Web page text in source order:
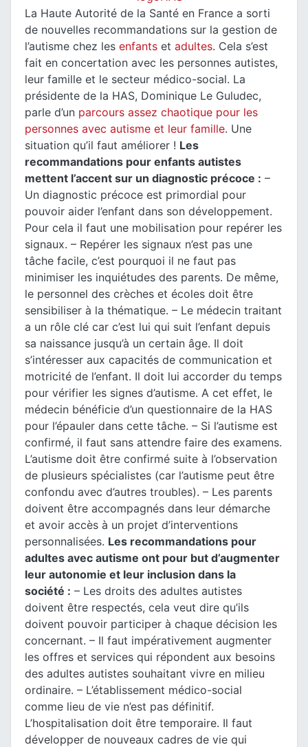
La Haute Autorité de la Santé en France a sorti
de nouvelles recommandations sur la gestion de
l’autisme chez les enfants et adultes. Cela s’est
fait en concertation avec les personnes autistes,
leur famille et le secteur médico-social. La
présidente de la HAS, Dominique Le Guludec,
parle d’un parcours assez chaotique pour les
personnes avec autisme et leur famille. Une
situation qu’il faut améliorer ! Les
recommandations pour enfants autistes
mettent l’accent sur un diagnostic précoce : –
Un diagnostic précoce est primordial pour
pouvoir aider l’enfant dans son développement.
Pour cela il faut une mobilisation pour repérer les
signaux. – Repérer les signaux n’est pas une
tâche facile, c’est pourquoi il ne faut pas
minimiser les inquiétudes des parents. De même,
le personnel des crèches et écoles doit être
sensibiliser à la thématique. – Le médecin traitant
a un rôle clé car c’est lui qui suit l’enfant depuis
sa naissance jusqu’à un certain âge. Il doit
s’intéresser aux capacités de communication et
motricité de l’enfant. Il doit lui accorder du temps
pour vérifier les signes d’autisme. A cet effet, le
médecin bénéficie d’un questionnaire de la HAS
pour l’épauler dans cette tâche. – Si l’autisme est
confirmé, il faut sans attendre faire des examens.
L’autisme doit être confirmé suite à l’observation
de plusieurs spécialistes (car l’autisme peut être
confondu avec d’autres troubles). – Les parents
doivent être accompagnés dans leur démarche
et avoir accès à un projet d’interventions
personnalisées. Les recommandations pour
adultes avec autisme ont pour but d’augmenter
leur autonomie et leur inclusion dans la
société : – Les droits des adultes autistes
doivent être respectés, cela veut dire qu’ils
doivent pouvoir participer à chaque décision les
concernant. – Il faut impérativement augmenter
les offres et services qui répondent aux besoins
des adultes autistes souhaitant vivre en milieu
ordinaire. – L’établissement médico-social
comme lieu de vie n’est pas définitif.
L’hospitalisation doit être temporaire. Il faut
développer de nouveaux cadres de vie qui